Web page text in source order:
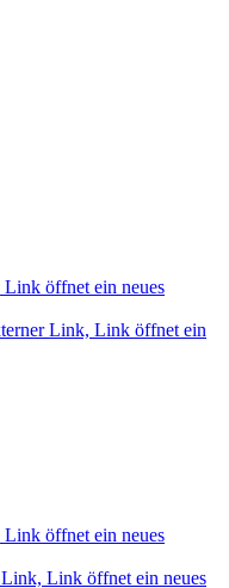
öffnet ein neues
Link, Link öffnet ein
öffnet ein neues
Link öffnet ein neues